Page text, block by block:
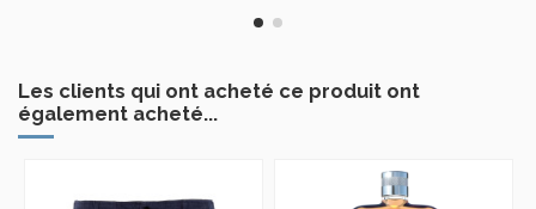
Les clients qui ont acheté ce produit ont
également acheté...